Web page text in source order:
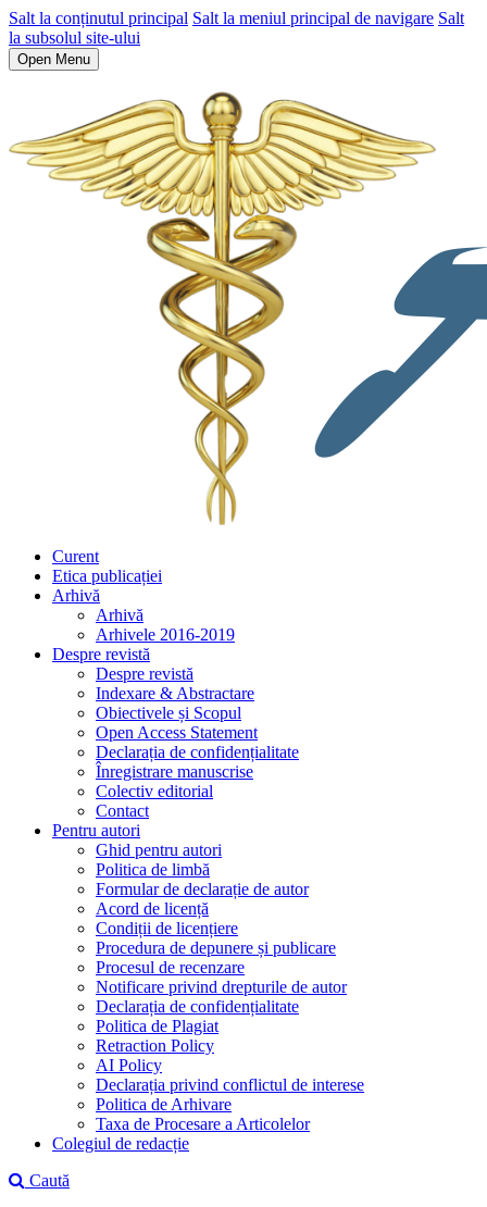
Salt la conținutul principal Salt la meniul principal de navigare Salt
la subsolul site-ului
Open Menu
Curent
Etica publicației
Arhivă
Arhivă
Arhivele 2016-2019
Despre revistă
Despre revistă
Indexare & Abstractare
Obiectivele și Scopul
Open Access Statement
Declarația de confidențialitate
Înregistrare manuscrise
Colectiv editorial
Contact
Pentru autori
Ghid pentru autori
Politica de limbă
Formular de declarație de autor
Acord de licență
Condiții de licențiere
Procedura de depunere și publicare
Procesul de recenzare
Notificare privind drepturile de autor
Declarația de confidențialitate
Politica de Plagiat
Retraction Policy
AI Policy
Declarația privind conflictul de interese
Politica de Arhivare
Taxa de Procesare a Articolelor
Colegiul de redacție
Caută